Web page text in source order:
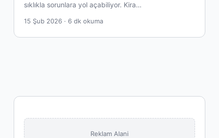
sıklıkla sorunlara yol açabiliyor. Kira…
15 Şub 2026 · 6 dk okuma
Reklam Alani